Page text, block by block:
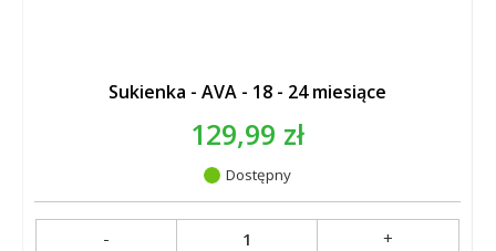
Sukienka - AVA - 18 - 24 miesiące
129,99 zł
Dostępny
- +